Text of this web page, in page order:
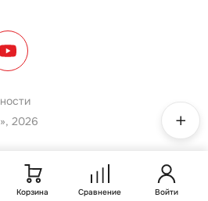
Войти
Сравнение
Корзина
2026